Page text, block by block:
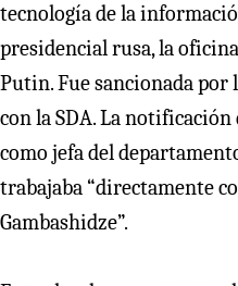
tecnología de la
presidencial rusa, la
Putin. Fue sancionada por
con la SDA. La
como jefa del
trabajaba “directamente
Gambashidze”.